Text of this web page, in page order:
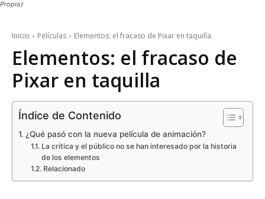
Propio)
Inicio Películas Elementos: el fracaso de Pixar en taquilla
Elementos: el fracaso de
Pixar en taquilla
Índice de Contenido
¿Qué pasó con la nueva película de animación?
La crítica y el público no se han interesado por la historia
de los elementos
Relacionado